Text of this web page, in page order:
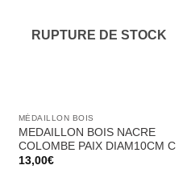
RUPTURE DE STOCK
MÉDAILLON BOIS
MEDAILLON BOIS NACRE
COLOMBE PAIX DIAM10CM C
13,00€